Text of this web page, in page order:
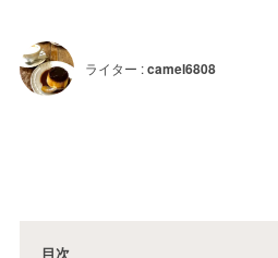
ライター :camel6808
目次